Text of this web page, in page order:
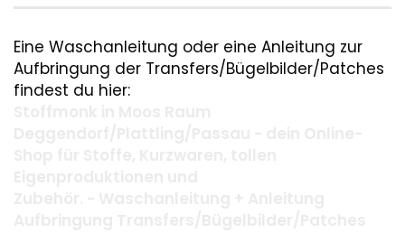
Eine Waschanleitung oder eine Anleitung zur
Aufbringung der Transfers/Bügelbilder/Patches
findest du hier: